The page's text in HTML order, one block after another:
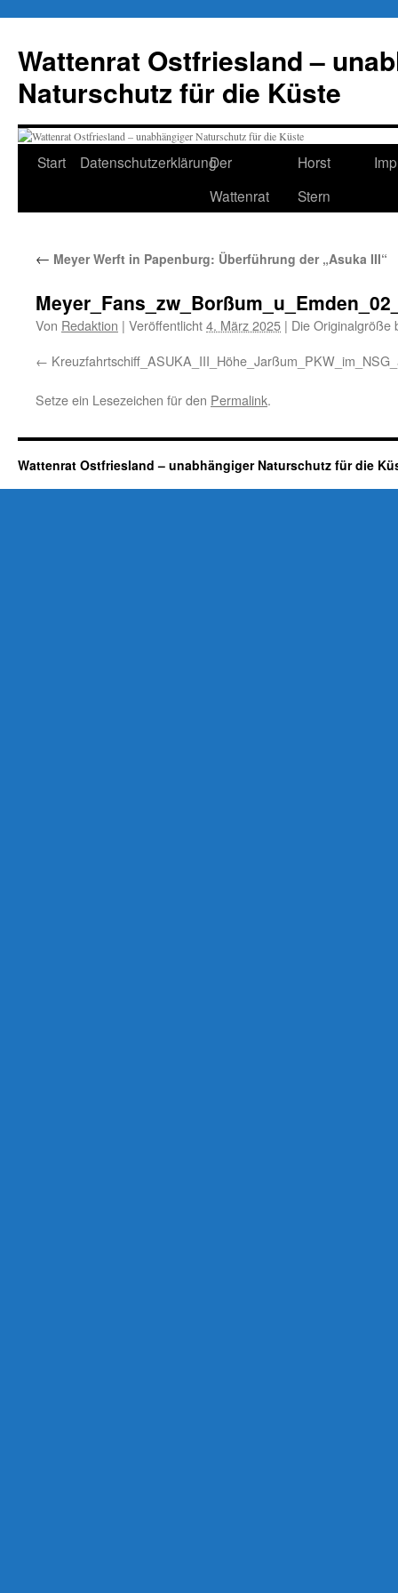
springen
Wattenrat Ostfriesland –
Naturschutz für die Küste
Start DatenschutzerklärungDer
Wattenrat
Horst
Stern
← Meyer Werft in Papenburg: Überführung der „Asuka III“
Von Redaktion | Veröffentlicht4. März 2025 | Die Originalgröße
Setze ein Lesezeichen für den Permalink.
Wattenrat Ostfriesland – unabhängiger Naturschutz für die